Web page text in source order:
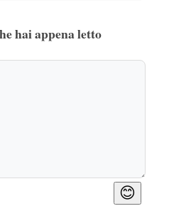
hai appena letto
😊